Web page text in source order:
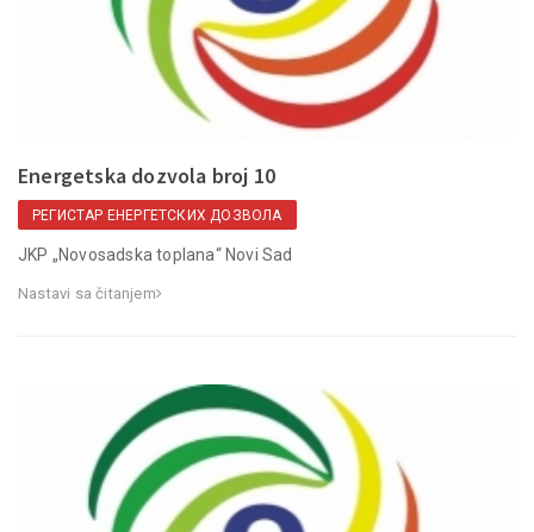
Energetska dozvola broj 10
РЕГИСТАР ЕНЕРГЕТСКИХ ДОЗВОЛА
JKP „Novosadska toplana“ Novi Sad
Nastavi sa čitanjem